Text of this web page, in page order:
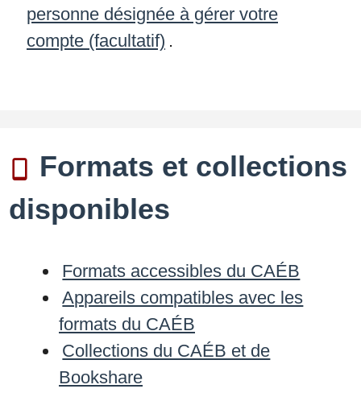
personne désignée à gérer votre
compte (facultatif) .
Formats et collections
disponibles
Formats accessibles du CAÉB
Appareils compatibles avec les
formats du CAÉB
Collections du CAÉB et de
Bookshare